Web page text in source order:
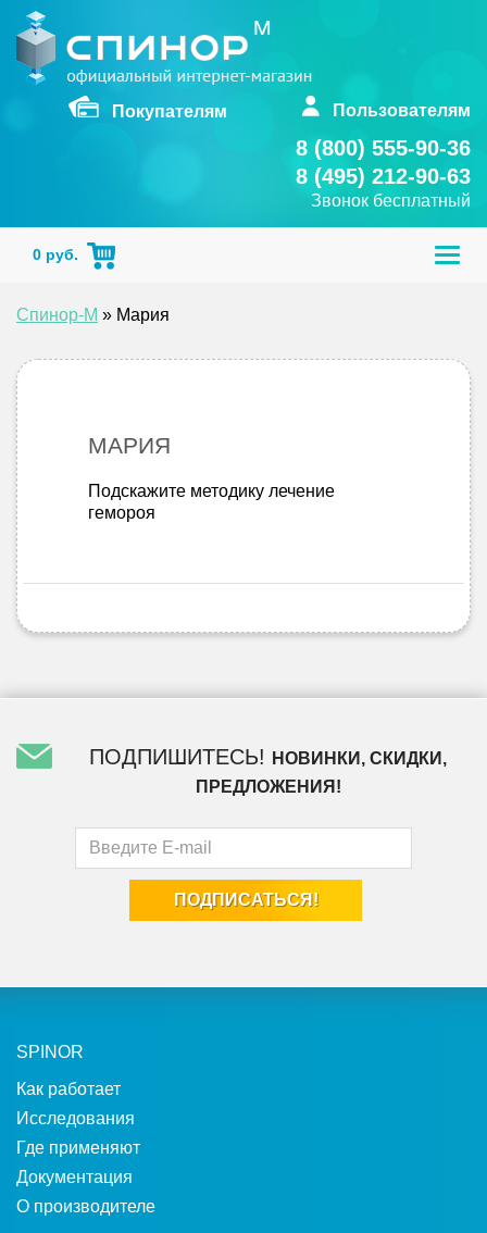
Skip
Покупателям Пользователям
8 (800) 555-90-36
8 (495) 212-90-63
Звонок бесплатный
0 руб.
Спинор-М » Мария
МАРИЯ
Подскажите методику лечение
гемороя
ПОДПИШИТЕСЬ!
НОВИНКИ, СКИДКИ,
ПРЕДЛОЖЕНИЯ!
SPINOR
Как работает
Исследования
Где применяют
Документация
О производителе